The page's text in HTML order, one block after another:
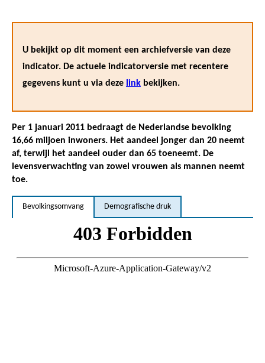
U bekijkt op dit moment een archiefversie van deze
indicator. De actuele indicatorversie met recentere
gegevens kunt u via deze link bekijken.
Per 1 januari 2011 bedraagt de Nederlandse bevolking
16,66 miljoen inwoners. Het aandeel jonger dan 20 neemt
af, terwijl het aandeel ouder dan 65 toeneemt. De
levensverwachting van zowel vrouwen als mannen neemt
toe.
Bevolkingsomvang Demografische druk